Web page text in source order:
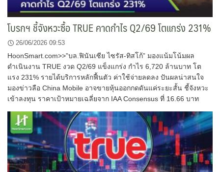
โบรกฯ ชี้จังหวะซื้อ TRUE คาดกำไร Q2/69 โตแกร่ง 231%
26/06/2026 09:53
HoonSmart.com>>”บล.ฟินันเซีย ไซรัส-ทิสโก้” มองแน้มโน้มผล
ดำเนินงาน TRUE งวด Q2/69 แข็งแกร่ง กำไร 6,720 ล้านบาท โต
แรง 231% รายได้บริการหลักฟื้นตัว ค่าใช้จ่ายลดลง ปันผลน่าสนใจ
มองข่าวลือ China Mobile อาจขายหุ้นออกกดดันแค่ระยะสั้น ชี้จังหวะ
เข้าลงทุน ราคาเป้าหมายเฉลี่ยจาก IAA Consensus ที่ 16.66 บาท